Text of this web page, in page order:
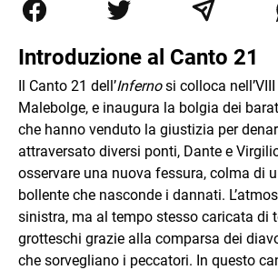
Australia e Asia, maturando inglese,
desiderio di insegnare. Oggi sono
cambiamento.
Introduzione al Canto 21
Il Canto 21 dell’Infernosi colloca
Malebolge, e inaugura la bolgia dei
che hanno venduto la giustizia per
attraversato diversi ponti, Dante e
osservare una nuova fessura, colma di
bollente che nasconde i dannati.
sinistra, ma al tempo stesso caricata di
grotteschi grazie alla comparsa dei
che sorvegliano i peccatori. In questo